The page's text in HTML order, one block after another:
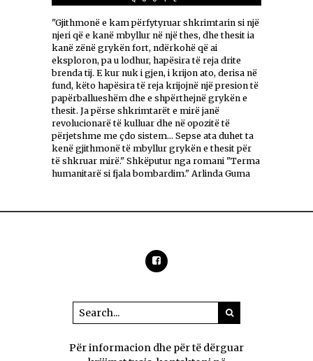
"Gjithmonë e kam përfytyruar shkrimtarin si një
njeri që e kanë mbyllur në një thes, dhe thesit ia
kanë zënë grykën fort, ndërkohë që ai
eksploron, pa u lodhur, hapësira të reja drite
brenda tij. E kur nuk i gjen, i krijon ato, derisa në
fund, këto hapësira të reja krijojnë një presion të
papërballueshëm dhe e shpërthejnë grykën e
thesit. Ja përse shkrimtarët e mirë janë
revolucionarë të kulluar dhe në opozitë të
përjetshme me çdo sistem... Sepse ata duhet ta
kenë gjithmonë të mbyllur grykën e thesit për
të shkruar mirë." Shkëputur nga romani "Terma
humanitarë si fjala bombardim." Arlinda Guma
Për informacion dhe për të dërguar